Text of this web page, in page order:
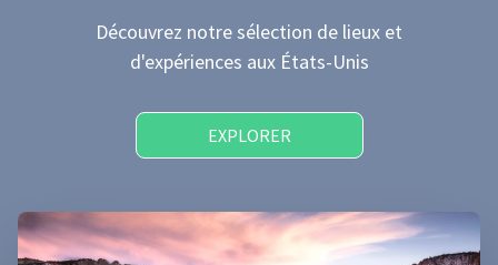
Découvrez notre sélection de lieux et
d'expériences aux États-Unis
EXPLORER